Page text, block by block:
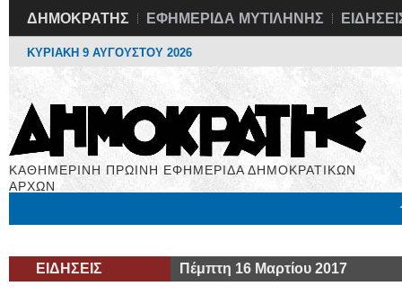
ΔΗΜΟΚΡΑΤΗΣ ΕΦΗΜΕΡΙΔΑ ΜΥΤΙΛΗΝΗΣ
ΚΥΡΙΑΚΗ 9 ΑΥΓΟΥΣΤΟΥ 2026
ΚΑΘΗΜΕΡΙΝΗ ΠΡΩΙΝΗ ΕΦΗΜΕΡΙΔΑ ΔΗΜΟΚΡΑΤΙΚΩΝ
ΑΡΧΩΝ
ΕΙΔΗΣΕΙΣ Πέμπτη 16 Μαρτίου 2017